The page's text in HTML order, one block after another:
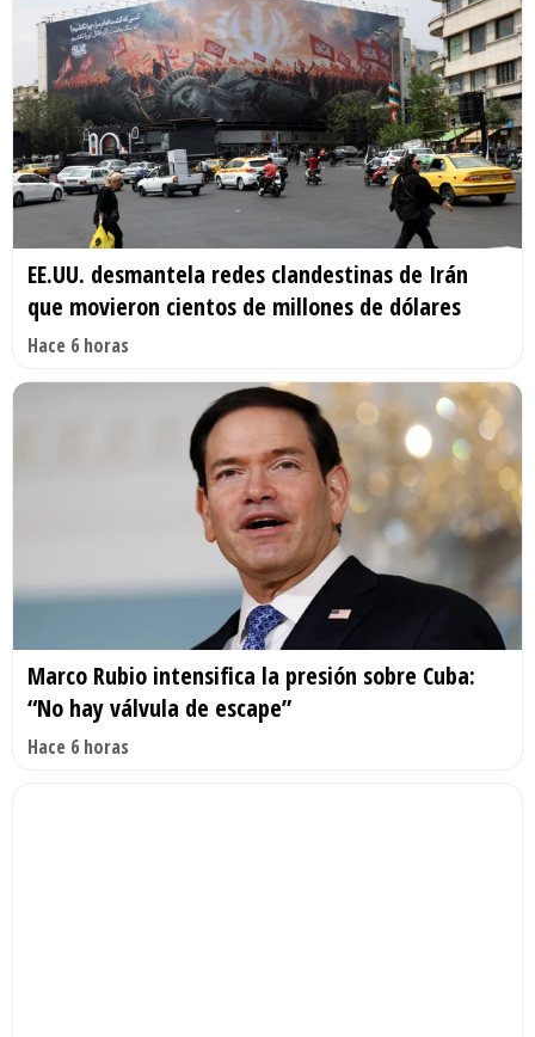
EE.UU. desmantela redes clandestinas de Irán
que movieron cientos de millones de dólares
Hace 6 horas
Marco Rubio intensifica la presión sobre Cuba:
“No hay válvula de escape”
Hace 6 horas